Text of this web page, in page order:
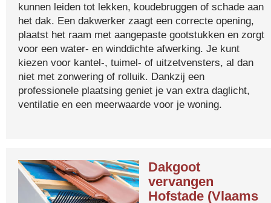
kunnen leiden tot lekken, koudebruggen of schade aan
het dak. Een dakwerker zaagt een correcte opening,
plaatst het raam met aangepaste gootstukken en zorgt
voor een water- en winddichte afwerking. Je kunt
kiezen voor kantel-, tuimel- of uitzetvensters, al dan
niet met zonwering of rolluik. Dankzij een
professionele plaatsing geniet je van extra daglicht,
ventilatie en een meerwaarde voor je woning.
Dakgoot
vervangen
Hofstade (Vlaams